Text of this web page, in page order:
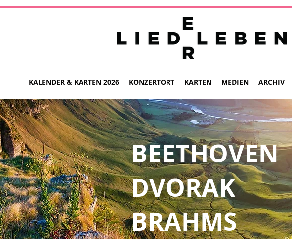
KALENDER & KARTEN 2026 KONZERTORT KARTEN MEDIEN ARCHIV
BEETHOVEN
DVORAK
BRAHMS